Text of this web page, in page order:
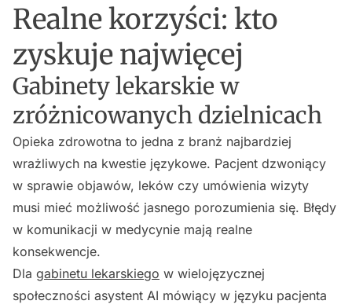
Realne korzyści: kto
zyskuje najwięcej
Gabinety lekarskie w
zróżnicowanych dzielnicach
Opieka zdrowotna to jedna z branż najbardziej
wrażliwych na kwestie językowe. Pacjent dzwoniący
w sprawie objawów, leków czy umówienia wizyty
musi mieć możliwość jasnego porozumienia się. Błędy
w komunikacji w medycynie mają realne
konsekwencje.
Dla gabinetu lekarskiego w wielojęzycznej
społeczności asystent AI mówiący w języku pacjenta